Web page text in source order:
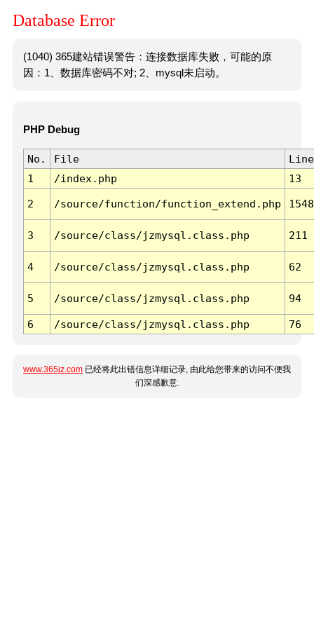
Database Error
(1040) 365建站错误警告：连接数据库失败，可能的原
因：1、数据库密码不对; 2、mysql未启动。
PHP Debug
No. File
Line
1
/index.php 13
2 /source/function/function_extend.php 1548
3 /source/class/jzmysql.class.php 211
4 /source/class/jzmysql.class.php 62
5 /source/class/jzmysql.class.php 94
6 /source/class/jzmysql.class.php 76
www.365jz.com 已经将此出错信息详细记录, 由此给您带来的访问不便我
们深感歉意.